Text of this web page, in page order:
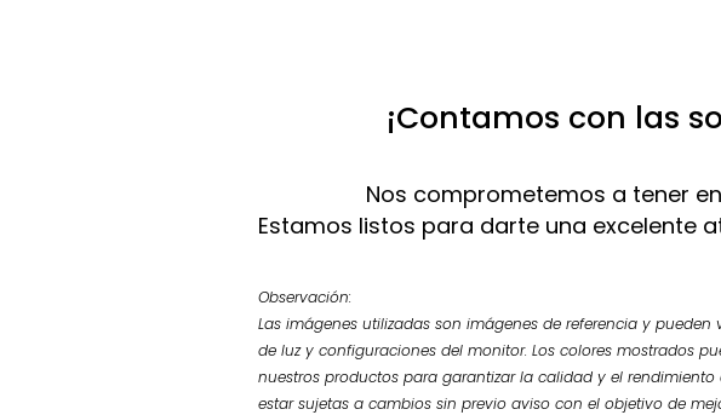
¡Contamos con las
Nos comprometemos a tener
Estamos listos para darte una excelente
Observación:
Las imágenes utilizadas son imágenes de referencia y
de luz y configuraciones del monitor. Los colores mostrados
nuestros productos para garantizar la calidad y el
estar sujetas a cambios sin previo aviso con el objetivo de